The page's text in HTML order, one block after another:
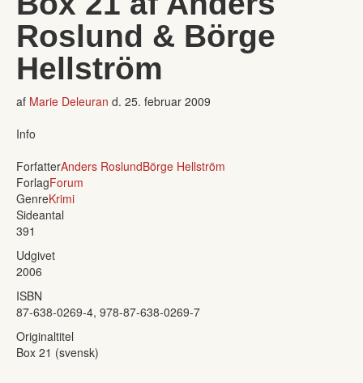
Roslund & Börge
Hellström
af Marie Deleuran d. 25. februar 2009
Info
ForfatterAnders RoslundBörge Hellström
ForlagForum
GenreKrimi
Sideantal
391
Udgivet
2006
ISBN
87-638-0269-4, 978-87-638-0269-7
Originaltitel
Box 21 (svensk)